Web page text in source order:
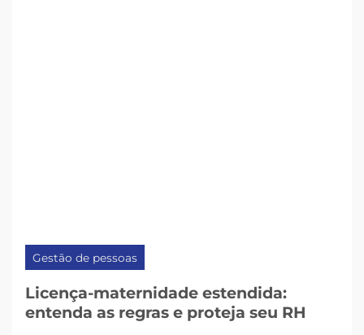
Gestão de pessoas
Licença-maternidade estendida:
entenda as regras e proteja seu RH